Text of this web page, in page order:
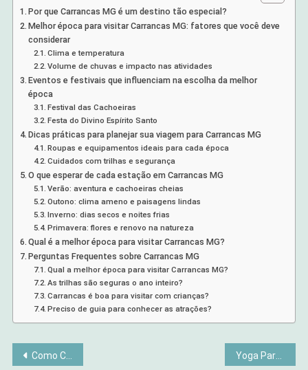
Por que Carrancas MG é um destino tão especial?
Melhor época para visitar Carrancas MG: fatores que você deve
considerar
Clima e temperatura
Volume de chuvas e impacto nas atividades
Eventos e festivais que influenciam na escolha da melhor
época
Festival das Cachoeiras
Festa do Divino Espírito Santo
Dicas práticas para planejar sua viagem para Carrancas MG
Roupas e equipamentos ideais para cada época
Cuidados com trilhas e segurança
O que esperar de cada estação em Carrancas MG
Verão: aventura e cachoeiras cheias
Outono: clima ameno e paisagens lindas
Inverno: dias secos e noites frias
Primavera: flores e renovo na natureza
Qual é a melhor época para visitar Carrancas MG?
Perguntas Frequentes sobre Carrancas MG
Qual a melhor época para visitar Carrancas MG?
As trilhas são seguras o ano inteiro?
Carrancas é boa para visitar com crianças?
Preciso de guia para conhecer as atrações?
Navegação
Como Criar um Branding Pessoal Autêntico em 7 Passos Comprovados (Guia 2025) Yoga Para Dor Nas Costas Iniciantes: 7 Posturas Que Vão Transformar Sua Vida